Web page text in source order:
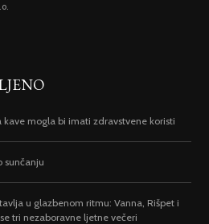
mogla bi imati zdravstvene koristi
sunčanju
u glazbenom ritmu: Vanna, Rišpet i
tri nezaboravne ljetne večeri